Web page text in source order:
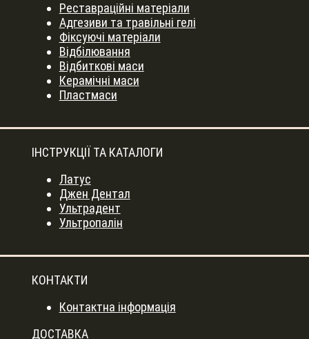
Реставраційні матеріали
Адгезиви та травільні гелі
Фіксуючі матеріали
Відбілювання
Відбиткові маси
Керамічні маси
Пластмаси
ІНСТРУКЦІЇ ТА КАТАЛОГИ
Латус
Джен Дентал
Ультрадент
Ультропалін
КОНТАКТИ
Контактна інформація
ДОСТАВКА